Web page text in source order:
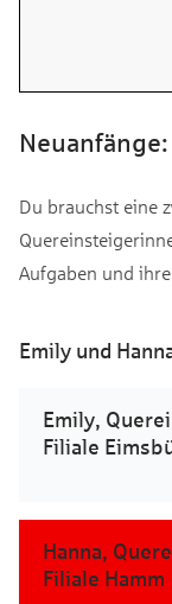
Du brauchst eine
Aufgaben und
Emily und
Emily,
Filiale
Hanna,
Filiale Hamm